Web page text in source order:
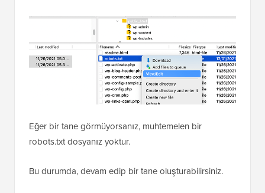
İçeri girdikten sonra, web sitenizin kök klasöründeki
robots.txt dosyasını görebileceksiniz.